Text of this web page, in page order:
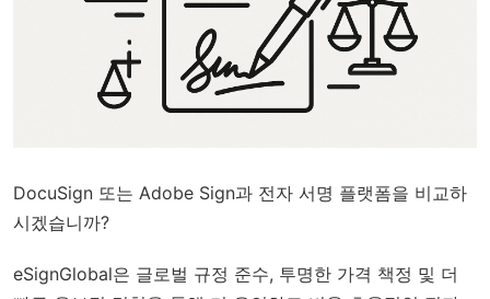
DocuSign 또는 Adobe Sign과 전자 서명 플랫폼을 비교하
시겠습니까?
eSignGlobal은 글로벌 규정 준수, 투명한 가격 책정 및 더